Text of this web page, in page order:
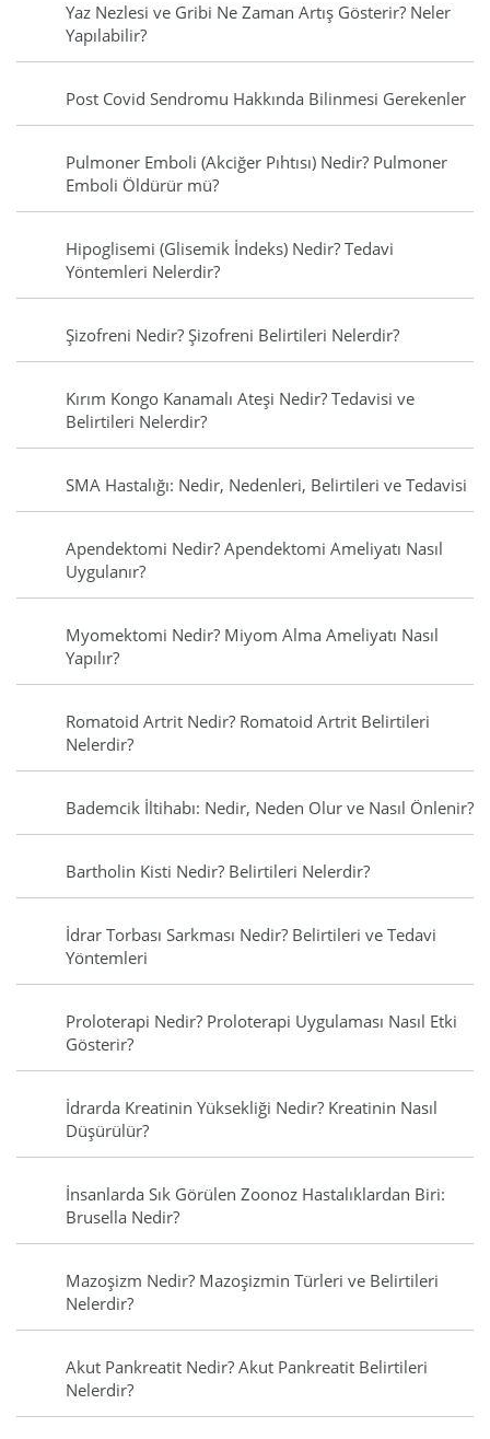
Yaz Nezlesi ve Gribi Ne Zaman Artış Gösterir? Neler
Yapılabilir?
Post Covid Sendromu Hakkında Bilinmesi Gerekenler
Pulmoner Emboli (Akciğer Pıhtısı) Nedir? Pulmoner
Emboli Öldürür mü?
Hipoglisemi (Glisemik İndeks) Nedir? Tedavi
Yöntemleri Nelerdir?
Şizofreni Nedir? Şizofreni Belirtileri Nelerdir?
Kırım Kongo Kanamalı Ateşi Nedir? Tedavisi ve
Belirtileri Nelerdir?
SMA Hastalığı: Nedir, Nedenleri, Belirtileri ve Tedavisi
Apendektomi Nedir? Apendektomi Ameliyatı Nasıl
Uygulanır?
Myomektomi Nedir? Miyom Alma Ameliyatı Nasıl
Yapılır?
Romatoid Artrit Nedir? Romatoid Artrit Belirtileri
Nelerdir?
Bademcik İltihabı: Nedir, Neden Olur ve Nasıl Önlenir?
Bartholin Kisti Nedir? Belirtileri Nelerdir?
İdrar Torbası Sarkması Nedir? Belirtileri ve Tedavi
Yöntemleri
Proloterapi Nedir? Proloterapi Uygulaması Nasıl Etki
Gösterir?
İdrarda Kreatinin Yüksekliği Nedir? Kreatinin Nasıl
Düşürülür?
İnsanlarda Sık Görülen Zoonoz Hastalıklardan Biri:
Brusella Nedir?
Mazoşizm Nedir? Mazoşizmin Türleri ve Belirtileri
Nelerdir?
Akut Pankreatit Nedir? Akut Pankreatit Belirtileri
Nelerdir?